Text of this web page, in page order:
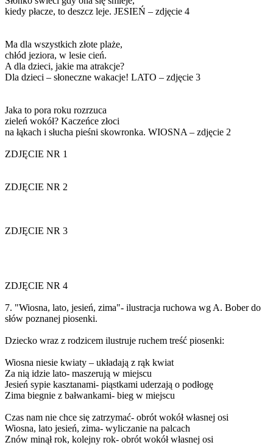
kiedy płacze, to deszcz leje. JESIEŃ – zdjęcie 4
Ma dla wszystkich złote plaże,
chłód jeziora, w lesie cień.
A dla dzieci, jakie ma atrakcje?
Dla dzieci – słoneczne wakacje! LATO – zdjęcie 3
Jaka to pora roku rozrzuca
zieleń wokół? Kaczeńce złoci
na łąkach i słucha pieśni skowronka. WIOSNA – zdjęcie 2
ZDJĘCIE NR 1
ZDJĘCIE NR 2
ZDJĘCIE NR 3
ZDJĘCIE NR 4
7. "Wiosna, lato, jesień, zima"- ilustracja ruchowa wg A. Bober do
słów poznanej piosenki.
Dziecko wraz z rodzicem ilustruje ruchem treść piosenki:
Wiosna niesie kwiaty – układają z rąk kwiat
Za nią idzie lato- maszerują w miejscu
Jesień sypie kasztanami- piąstkami uderzają o podłogę
Zima biegnie z bałwankami- bieg w miejscu
Czas nam nie chce się zatrzymać- obrót wokół własnej osi
Wiosna, lato jesień, zima- wyliczanie na palcach
Znów minął rok, kolejny rok- obrót wokół własnej osi